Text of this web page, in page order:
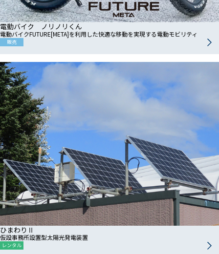
電動バイク ノリノリくん
電動バイクFUTURE[META]を利用した快適な移動を実現する電動モビリティ
販売
ひまわりⅡ
仮設事務所設置型太陽光発電装置
レンタル